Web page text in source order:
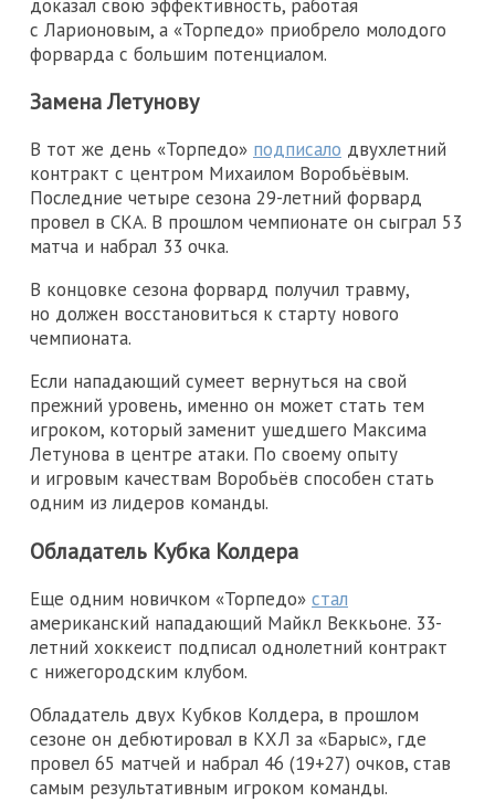
доказал свою эффективность, работая
с Ларионовым, а «Торпедо» приобрело молодого
форварда с большим потенциалом.
Замена Летунову
В тот же день «Торпедо» подписало двухлетний
контракт с центром Михаилом Воробьёвым.
Последние четыре сезона 29-летний форвард
провел в СКА. В прошлом чемпионате он сыграл 53
матча и набрал 33 очка.
В концовке сезона форвард получил травму,
но должен восстановиться к старту нового
чемпионата.
Если нападающий сумеет вернуться на свой
прежний уровень, именно он может стать тем
игроком, который заменит ушедшего Максима
Летунова в центре атаки. По своему опыту
и игровым качествам Воробьёв способен стать
одним из лидеров команды.
Обладатель Кубка Колдера
Еще одним новичком «Торпедо» стал
американский нападающий Майкл Веккьоне. 33-
летний хоккеист подписал однолетний контракт
с нижегородским клубом.
Обладатель двух Кубков Колдера, в прошлом
сезоне он дебютировал в КХЛ за «Барыс», где
провел 65 матчей и набрал 46 (19+27) очков, став
самым результативным игроком команды.